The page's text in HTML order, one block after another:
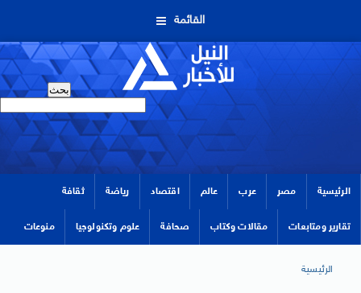
القائمة
الرئيسية مصر عرب عالم اقتصاد رياضة ثقافة
تقارير ومتابعات مقالات وكتاب صحافة علوم وتكنولوجيا منوعات
الرئيسية